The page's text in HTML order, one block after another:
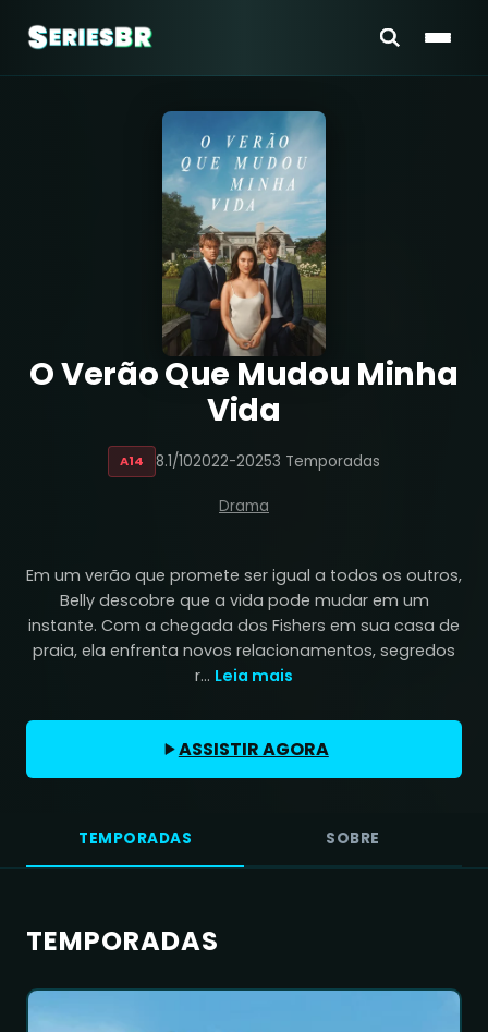
O Verão Que Mudou Minha
Vida
A14 8.1/102022-20253 Temporadas
Drama
Em um verão que promete ser igual a todos os outros,
Belly descobre que a vida pode mudar em um
instante. Com a chegada dos Fishers em sua casa de
praia, ela enfrenta novos relacionamentos, segredos
r... Leia mais
ASSISTIR AGORA
TEMPORADAS SOBRE
TEMPORADAS